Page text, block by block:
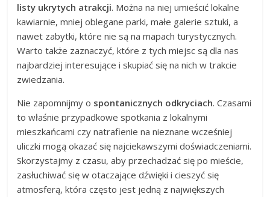
listy ukrytych atrakcji. Można na niej umieścić lokalne
kawiarnie, mniej oblegane parki, małe galerie sztuki, a
nawet zabytki, które nie są na mapach turystycznych.
Warto także zaznaczyć, które z tych miejsc są dla nas
najbardziej interesujące i skupiać się na nich w trakcie
zwiedzania.
Nie zapomnijmy o spontanicznych odkryciach. Czasami
to właśnie przypadkowe spotkania z lokalnymi
mieszkańcami czy natrafienie na nieznane wcześniej
uliczki mogą okazać się najciekawszymi doświadczeniami.
Skorzystajmy z czasu, aby przechadzać się po mieście,
zasłuchiwać się w otaczające dźwięki i cieszyć się
atmosferą, która często jest jedną z największych